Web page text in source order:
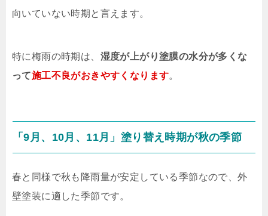
向いていない時期と言えます。
特に梅雨の時期は、 湿度が上がり塗膜の水分が多くな
って施工不良がおきやすくなります。
「9月、10月、11月」塗り替え時期が秋の季節
春と同様で秋も降雨量が安定している季節なので、外
壁塗装に適した季節です。